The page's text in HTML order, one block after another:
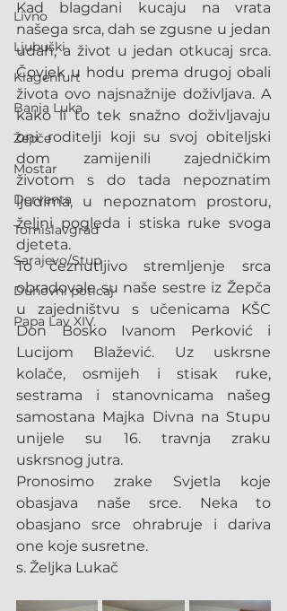
Livno
Ljubuški
Klagenfurt
Banja Luka
Žepče
Mostar
Derventa
Tomislavgrad
Sarajevo/Stup
Duhovni poticaj
Papa Lav XIV.
Kad blagdani kucaju na vrata
našega srca, dah se zgusne u jedan
udah, a život u jedan otkucaj srca.
Čovjek u hodu prema drugoj obali
života ovo najsnažnije doživljava. A
kako li to tek snažno doživljavaju
oni roditelji koji su svoj obiteljski
dom zamijenili zajedničkim
životom s do tada nepoznatim
ljudima, u nepoznatom prostoru,
željni pogleda i stiska ruke svoga
djeteta.
To čeznutljivo stremljenje srca
obradovale su naše sestre iz Žepča
u zajedništvu s učenicama KŠC
Don Bosko Ivanom Perković i
Lucijom Blažević. Uz uskrsne
kolače, osmijeh i stisak ruke,
sestrama i stanovnicama našeg
samostana Majka Divna na Stupu
unijele su 16. travnja zraku
uskrsnog jutra.
Pronosimo zrake Svjetla koje
obasjava naše srce. Neka to
obasjano srce ohrabruje i dariva
one koje susretne.
s. Željka Lukač